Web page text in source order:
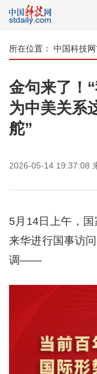
所在位置： 中国科技
金句来了！
为中美关系
舵”
2026-05-14 19:37:08
5月14日上午，
来华进行国事访
调——